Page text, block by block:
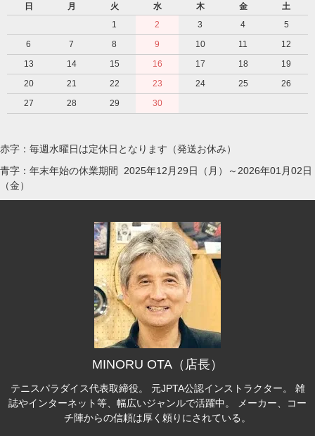
日
月 火 水 木 金
土
1
2 3 4
5
6
7 8 9 10 11
12
13
14 15 16 17 18
19
20
21 22 23 24 25
26
27
28 29 30
赤字：毎週水曜日は定休日となります（発送お休み）
青字：年末年始の休業期間 2025年12月29日（月）～2026年01月02日
（金）
MINORU OTA（店長）
テニスパラダイス代表取締役。 元JPTA公認インストラクター。 雑
誌やインターネット等、幅広いジャンルで活躍中。 メーカー、コー
チ陣からの信頼は厚く頼りにされている。